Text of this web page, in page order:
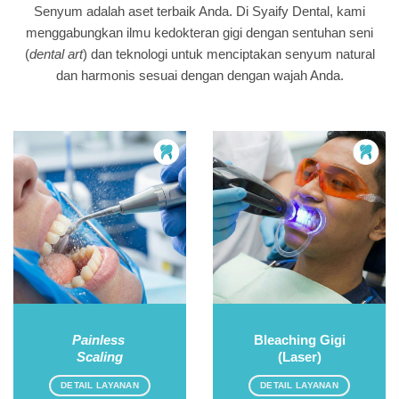
Senyum adalah aset terbaik Anda. Di Syaify Dental, kami
menggabungkan ilmu kedokteran gigi dengan sentuhan seni
(dental art) dan teknologi untuk menciptakan senyum natural
dan harmonis sesuai dengan dengan wajah Anda.
Painless
Scaling
DETAIL LAYANAN
Bleaching Gigi
(Laser)
DETAIL LAYANAN